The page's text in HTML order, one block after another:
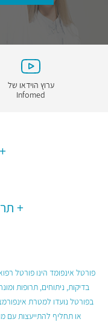
ערוץ הוידאו של
Infomed
פורטל אינפומד הינו פורטל
בדיקות, ניתוחים, תרופות
בפורטל נועדו למטרת
או תחליף להתייעצות עם